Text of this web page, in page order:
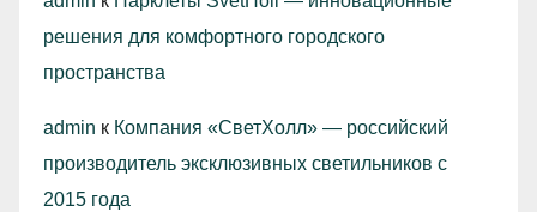
решения для комфортного городского
пространства
admin к Компания «СветХолл» — российский
производитель эксклюзивных светильников с
2015 года